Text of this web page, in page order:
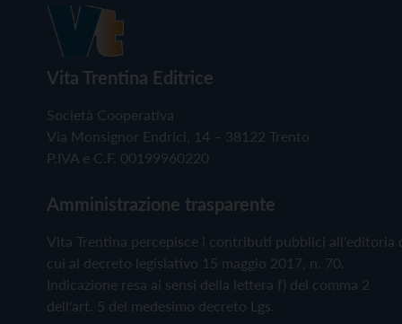
Vita Trentina Editrice
Società Cooperativa
Via Monsignor Endrici, 14 – 38122 Trento
P.IVA e C.F. 00199960220
Amministrazione trasparente
Vita Trentina percepisce i contributi pubblici all'editoria
cui al decreto legislativo 15 maggio 2017, n. 70.
Indicazione resa ai sensi della lettera f) del comma 2
dell'art. 5 del medesimo decreto Lgs.